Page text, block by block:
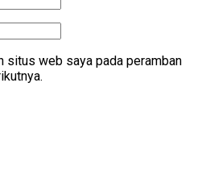
situs web saya pada peramban